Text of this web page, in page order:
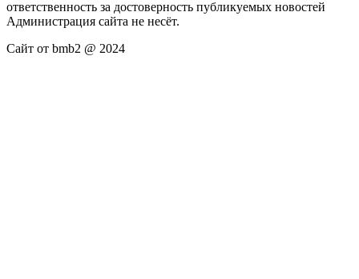
ответственность за достоверность публикуемых новостей
Администрация сайта не несёт.
Сайт от bmb2 @ 2024